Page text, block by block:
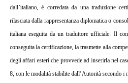
dall’italiano, è corredata da una traduzione
rilasciata dalla rappresentanza diplomatica o
italiana eseguita da un traduttore ufficiale. Il
conseguita la certificazione, la trasmette alla
degli affari esteri che provvede ad inserirla nel
8, con le modalità stabilite dall’Autorità secondo i